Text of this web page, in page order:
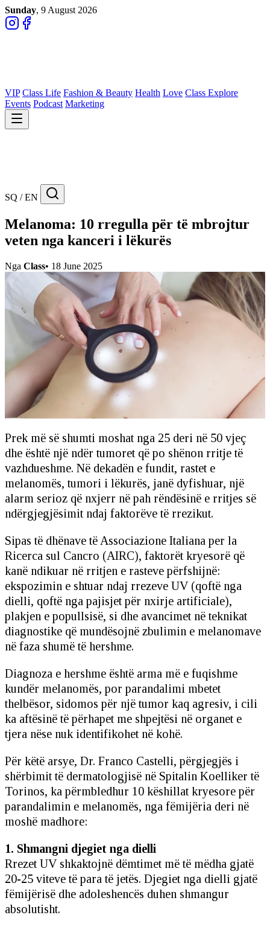
Sunday, 9 August 2026
VIP Class Life Fashion & Beauty Health Love Class Explore
Events Podcast Marketing
SQ / EN
Melanoma: 10 rregulla për të mbrojtur
veten nga kanceri i lëkurës
Nga Class• 18 June 2025
Prek më së shumti moshat nga 25 deri në 50 vjeç
dhe është një ndër tumoret që po shënon rritje të
vazhdueshme. Në dekadën e fundit, rastet e
melanomës, tumori i lëkurës, janë dyfishuar, një
alarm serioz që nxjerr në pah rëndësinë e rritjes së
ndërgjegjësimit ndaj faktorëve të rrezikut.
Sipas të dhënave të Associazione Italiana per la
Ricerca sul Cancro (AIRC), faktorët kryesorë që
kanë ndikuar në rritjen e rasteve përfshijnë:
ekspozimin e shtuar ndaj rrezeve UV (qoftë nga
dielli, qoftë nga pajisjet për nxirje artificiale),
plakjen e popullsisë, si dhe avancimet në teknikat
diagnostike që mundësojnë zbulimin e melanomave
në faza shumë të hershme.
Diagnoza e hershme është arma më e fuqishme
kundër melanomës, por parandalimi mbetet
thelbësor, sidomos për një tumor kaq agresiv, i cili
ka aftësinë të përhapet me shpejtësi në organet e
tjera nëse nuk identifikohet në kohë.
Për këtë arsye, Dr. Franco Castelli, përgjegjës i
shërbimit të dermatologjisë në Spitalin Koelliker të
Torinos, ka përmbledhur 10 këshillat kryesore për
parandalimin e melanomës, nga fëmijëria deri në
moshë madhore:
1. Shmangni djegiet nga dielli
Rrezet UV shkaktojnë dëmtimet më të mëdha gjatë
20-25 viteve të para të jetës. Djegiet nga dielli gjatë
fëmijërisë dhe adoleshencës duhen shmangur
absolutisht.